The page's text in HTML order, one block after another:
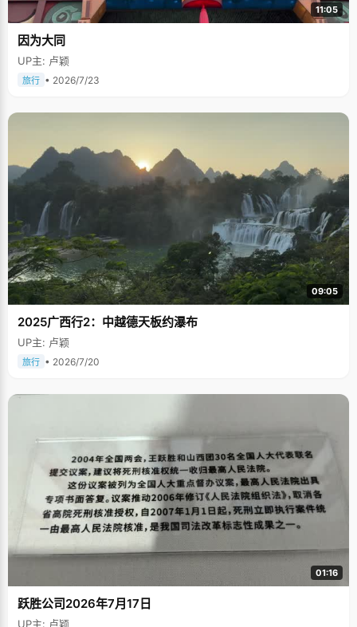
11:05
因为大同
UP主: 卢颖
旅行 • 2026/7/23
09:05
2025广西行2：中越德天板约瀑布
UP主: 卢颖
旅行 • 2026/7/20
01:16
跃胜公司2026年7月17日
UP主: 卢颖